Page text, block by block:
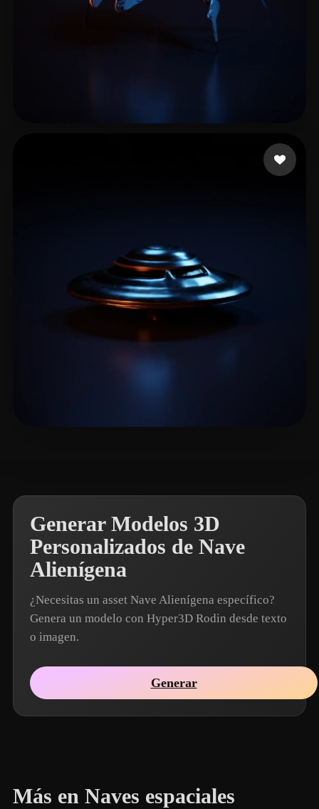
Generar Modelos 3D
Personalizados de Nave
Alienígena
¿Necesitas un asset Nave Alienígena específico?
Genera un modelo con Hyper3D Rodin desde texto
o imagen.
Generar
Más en Naves espaciales